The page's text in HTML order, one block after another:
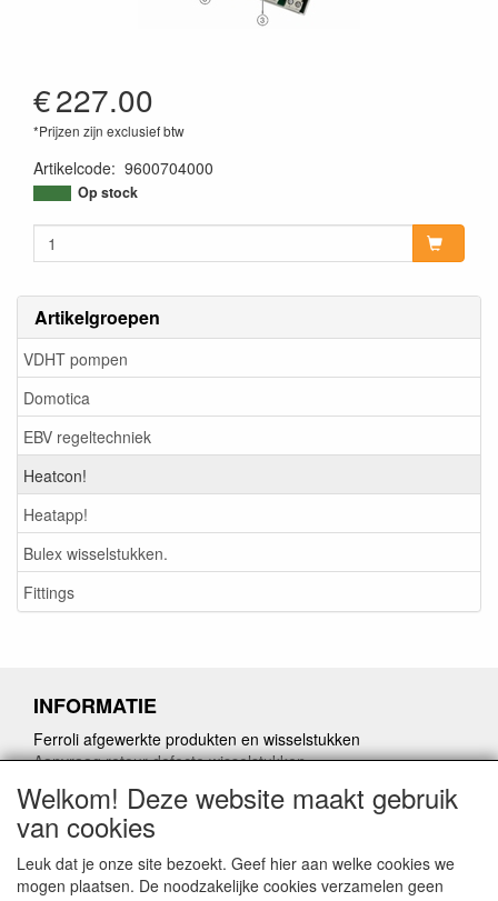
Artikelgroepen
VDHT pompen
Domotica
EBV regeltechniek
Heatcon!
Heatapp!
Bulex wisselstukken.
Fittings
€227.00
*Prijzen zijn exclusief btw
Artikelcode: 9600704000
Op stock
INFORMATIE
Ferroli afgewerkte produkten en wisselstukken
Aanvraag retour defecte wisselstukken
Herroepingslink aanvragen
Welkom! Deze website maakt gebruik
van cookies
Leuk dat je onze site bezoekt. Geef hier aan welke cookies we
mogen plaatsen. De noodzakelijke cookies verzamelen geen